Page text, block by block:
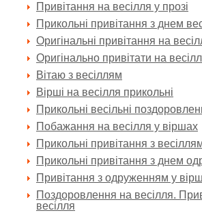
Привітання на весілля у прозі
Прикольні привітання з днем
Оригінальні привітання на
Оригінально привітати на
Вітаю з весіллям
Вірші на весілля прикольні
Прикольні весільні
Побажання на весілля у віршах
Прикольні привітання з
Прикольні привітання з днем
Привітання з одруженням у
Поздоровлення на весілля.
весілля